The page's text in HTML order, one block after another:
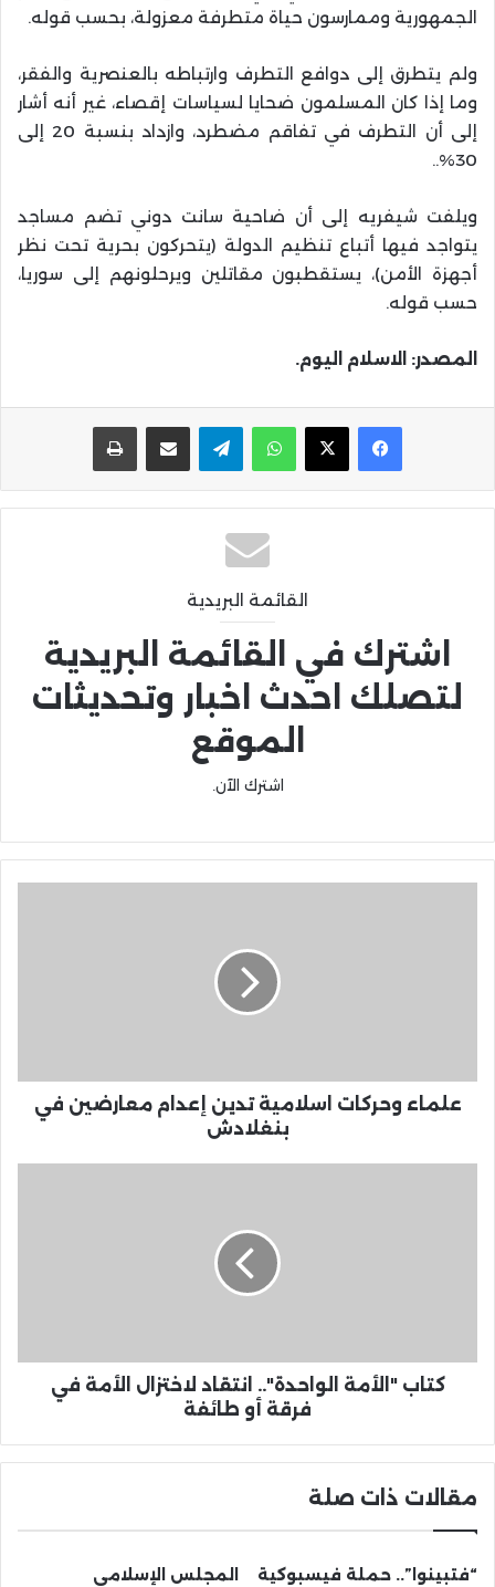
الجمهورية وممارسون حياة متطرفة معزولة، بحسب قوله.
ولم يتطرق إلى دوافع التطرف وارتباطه بالعنصرية والفقر،
وما إذا كان المسلمون ضحايا لسياسات إقصاء، غير أنه أشار
إلى أن التطرف في تفاقم مضطرد، وازداد بنسبة 20 إلى
30%..
ويلفت شيفريه إلى أن ضاحية سانت دوني تضم مساجد
يتواجد فيها أتباع تنظيم الدولة (يتحركون بحرية تحت نظر
أجهزة الأمن)، يستقطبون مقاتلين ويرحلونهم إلى سوريا،
حسب قوله.
المصدر: الاسلام اليوم.
واتساب تيلقرام مشاركة عبر البريد
القائمة البريدية
اشترك في القائمة البريدية
لتصلك احدث اخبار وتحديثات
الموقع
اشترك الآن.
علماء وحركات اسلامية تدين إعدام معارضين في
بنغلادش
كتاب "الأمة الواحدة".. انتقاد لاختزال الأمة في
فرقة أو طائفة
مقالات ذات صلة
“فتبينوا”.. حملة فيسبوكية
المجلس الإسلامي